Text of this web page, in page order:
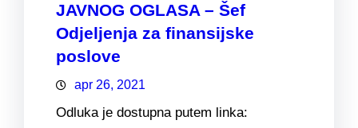
JAVNOG OGLASA – Šef
Odjeljenja za finansijske
poslove
apr 26, 2021
Odluka je dostupna putem linka: